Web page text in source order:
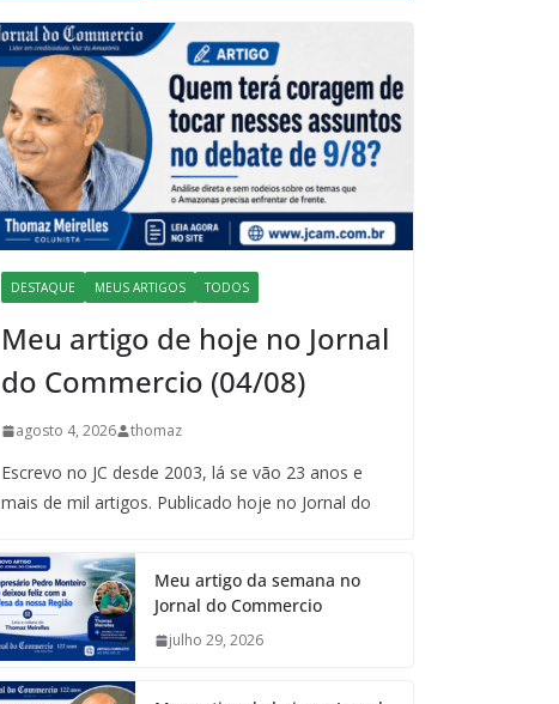
DESTAQUE MEUS ARTIGOS TODOS
Meu artigo de hoje no Jornal
do Commercio (04/08)
agosto 4, 2026 thomaz
Escrevo no JC desde 2003, lá se vão 23 anos e
mais de mil artigos. Publicado hoje no Jornal do
Meu artigo da semana no
Jornal do Commercio
julho 29, 2026